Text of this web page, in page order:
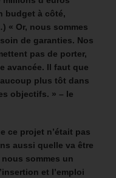
budget à côté,
« Or, nous sommes
de garanties. Nos
pas de porter,
avancée. Il faut que
plus tôt dans
objectifs. » – le
ce projet n’était pas
aussi quelle va être
sommes un
et l’emploi